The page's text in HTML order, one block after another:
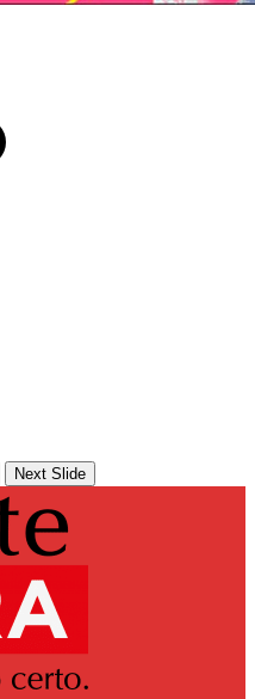
Next Slide